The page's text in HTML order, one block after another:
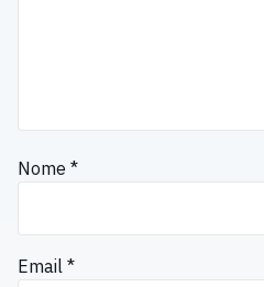
Nome *
Email *